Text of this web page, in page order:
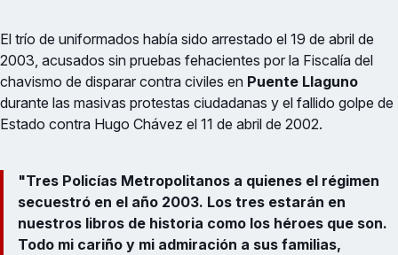
El trío de uniformados había sido arrestado el 19 de abril de
2003, acusados sin pruebas fehacientes por la Fiscalía del
chavismo de disparar contra civiles en Puente Llaguno
durante las masivas protestas ciudadanas y el fallido golpe de
Estado contra Hugo Chávez el 11 de abril de 2002.
"Tres Policías Metropolitanos a quienes el régimen
secuestró en el año 2003. Los tres estarán en
nuestros libros de historia como los héroes que son.
Todo mi cariño y mi admiración a sus familias,